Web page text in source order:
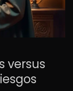
versus